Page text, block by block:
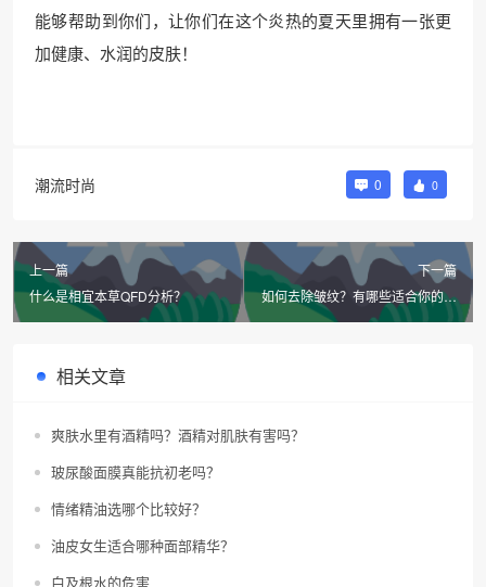
能够帮助到你们，让你们在这个炎热的夏天里拥有一张更
加健康、水润的皮肤！
潮流时尚 0 0
上一篇
什么是相宜本草QFD分析？
下一篇
如何去除皱纹？有哪些适合你的方
法？
相关文章
爽肤水里有酒精吗？酒精对肌肤有害吗？
玻尿酸面膜真能抗初老吗？
情绪精油选哪个比较好？
油皮女生适合哪种面部精华？
白及根水的危害